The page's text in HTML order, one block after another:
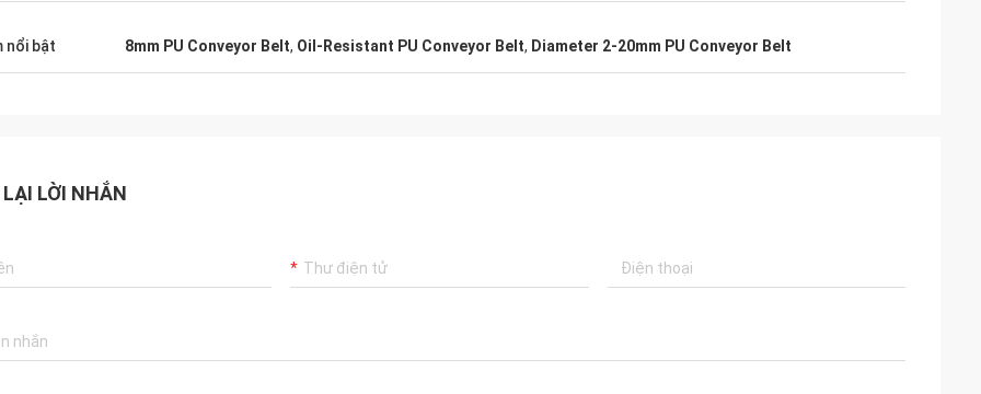
nổi bật 8mm PU Conveyor Belt, Oil-Resistant PU Conveyor Belt, Diameter 2-20mm PU Conveyor Belt
LỜI NHẮN